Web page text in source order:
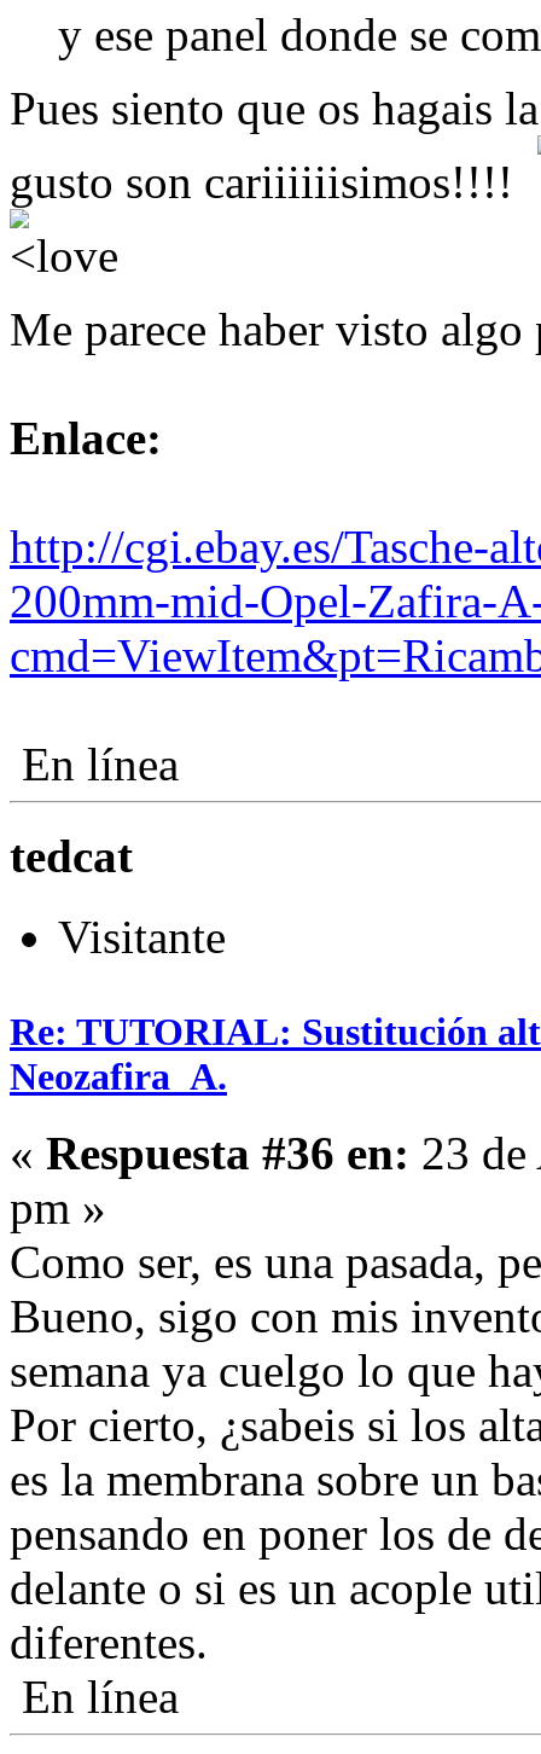
y ese panel donde se
Pues siento que os hagais
gusto son cariiiiiisimos!!!!
Me parece haber visto
Enlace:
http://cgi.ebay.es/Tasche-
200mm-mid-Opel-Zafira-
En línea
tedcat
Visitante
Re: TUTORIAL: Sustitución
Neozafira_A.
« Respuesta #36 en: 23
pm »
Como ser, es una pasada,
Bueno, sigo con mis
semana ya cuelgo lo que
Por cierto, ¿sabeis si los
es la membrana sobre un
pensando en poner los de
delante o si es un acople
diferentes.
En línea